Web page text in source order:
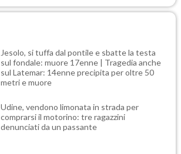
Jesolo, si tuffa dal pontile e sbatte la testa
sul fondale: muore 17enne | Tragedia anche
sul Latemar: 14enne precipita per oltre 50
metri e muore
Udine, vendono limonata in strada per
comprarsi il motorino: tre ragazzini
denunciati da un passante